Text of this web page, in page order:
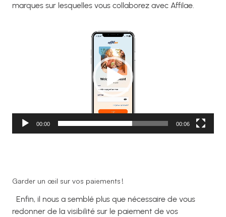
marques sur lesquelles vous collaborez avec Affilae.
00:00 00:06
Garder un œil sur vos paiements !
Enfin, il nous a semblé plus que nécessaire de vous
redonner de la visibilité sur le paiement de vos